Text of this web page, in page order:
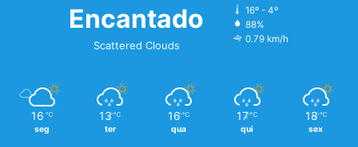
Encantado
Scattered Clouds
16º - 4º
88%
0.79 km/h
16 ℃
seg
13 ℃
ter
16 ℃
qua
17 ℃
qui
18 ℃
sex